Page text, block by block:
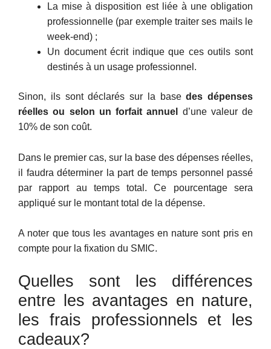
La mise à disposition est liée à une obligation
professionnelle (par exemple traiter ses mails le
week-end) ;
Un document écrit indique que ces outils sont
destinés à un usage professionnel.
Sinon, ils sont déclarés sur la basedes dépenses
réelles ou selon un forfait annuel
d’une valeur de
10% de son coût.
Dans le premier cas, sur la base des dépenses réelles,
il faudra déterminer la part de temps personnel passé
par rapport au temps total. Ce pourcentage sera
appliqué sur le montant total de la dépense.
A noter que tous les avantages en nature sont pris en
compte pour la fixation du SMIC.
Quelles sont les différences
entre les avantages en nature,
les frais professionnels et les
cadeaux?